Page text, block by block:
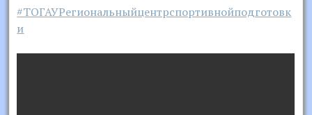
#ТОГАУРегиональныйцентрспортивнойподготовк
и